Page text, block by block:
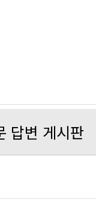
답변 게시판